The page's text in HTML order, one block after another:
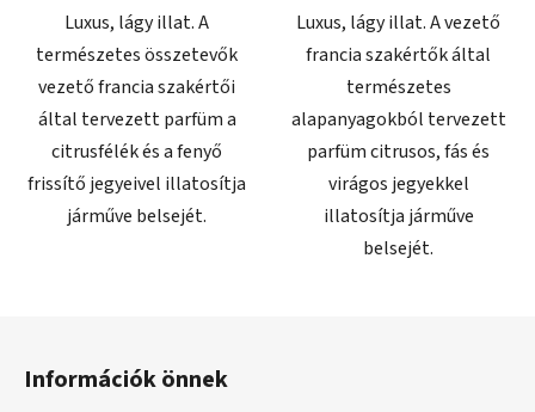
csillag.
Luxus, lágy illat. A
természetes összetevők
vezető francia szakértői
által tervezett parfüm a
citrusfélék és a fenyő
frissítő jegyeivel illatosítja
járműve belsejét.
Luxus, lágy illat. A vezető
francia szakértők által
természetes
alapanyagokból tervezett
parfüm citrusos, fás és
virágos jegyekkel
illatosítja járműve
belsejét.
Információk önnek